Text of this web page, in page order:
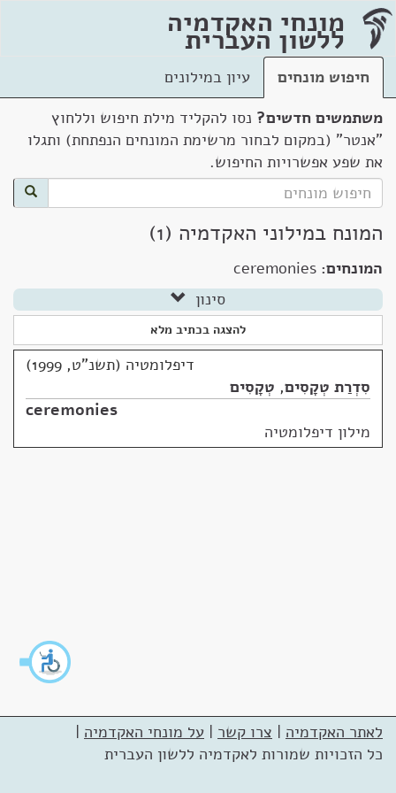
מונחי האקדמיה
ללשון העברית
חיפוש מונחים
עיון במילונים
משתמשים חדשים? נסו להקליד מילת חיפוש וללחוץ
"אנטר" (במקום לבחור מרשימת המונחים הנפתחת) ותגלו
את שפע אפשרויות החיפוש.
המונח במילוני האקדמיה (1)
המונחים: ceremonies
סינון
להצגה בכתיב מלא
דיפלומטיה (תשנ"ט, 1999)
סִדְרַת טְקָסִים, טְקָסִים
ceremonies
מילון דיפלומטיה
לאתר האקדמיה | צרו קשר | על מונחי האקדמיה |
כל הזכויות שמורות לאקדמיה ללשון העברית